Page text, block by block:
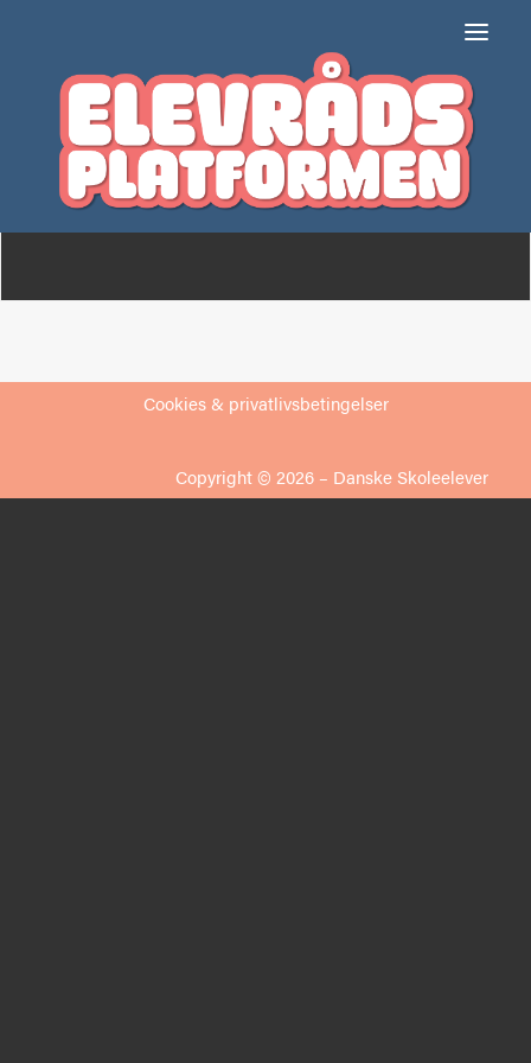
Gug Skole
Medlemmer
Cookies & privatlivsbetingelser
Copyright © 2026 – Danske Skoleelever